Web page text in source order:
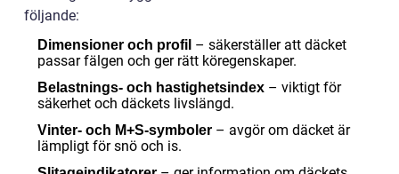
följande:
Dimensioner och profil – säkerställer att däcket
passar fälgen och ger rätt köregenskaper.
Belastnings- och hastighetsindex – viktigt för
säkerhet och däckets livslängd.
Vinter- och M+S-symboler – avgör om däcket är
lämpligt för snö och is.